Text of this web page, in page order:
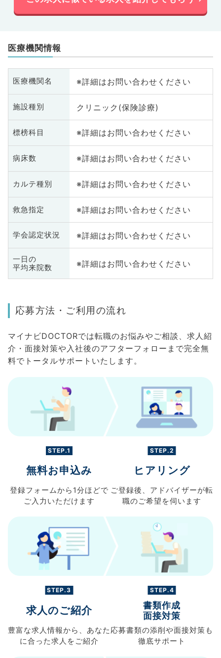
医療機関情報
医療機関名 ※詳細はお問い合わせください
施設種別 クリニック(保険診療)
標榜科目 ※詳細はお問い合わせください
病床数 ※詳細はお問い合わせください
カルテ種別 ※詳細はお問い合わせください
救急指定 ※詳細はお問い合わせください
学会認定状況 ※詳細はお問い合わせください
一日の
平均来院数
※詳細はお問い合わせください
応募方法・ご利用の流れ
マイナビDOCTORでは転職のお悩みやご相談、求人紹
介・面接対策や入社後のアフターフォローまで完全無
料でトータルサポートいたします。
STEP.1
無料お申込み
登録フォームから 1分ほどで
ご入力 いただけます
STEP.2
ヒアリング
ご登録後、 アドバイザーが転
職のご希望を伺います
STEP.3
求人のご紹介
豊富な求人情報から、 あなた
に合った求人を ご紹介
STEP.4
書類作成
面接対策
応募書類の添削や面接対策も
徹底サポート